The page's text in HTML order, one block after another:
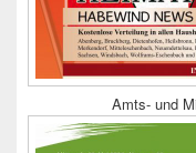
Amts- und